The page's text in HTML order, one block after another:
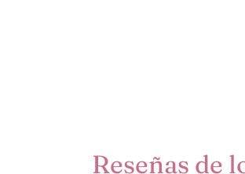
Reseñas de